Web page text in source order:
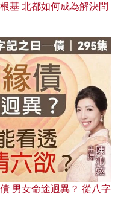
基 北都如何成為解決問
男女命途迥異？ 從八字